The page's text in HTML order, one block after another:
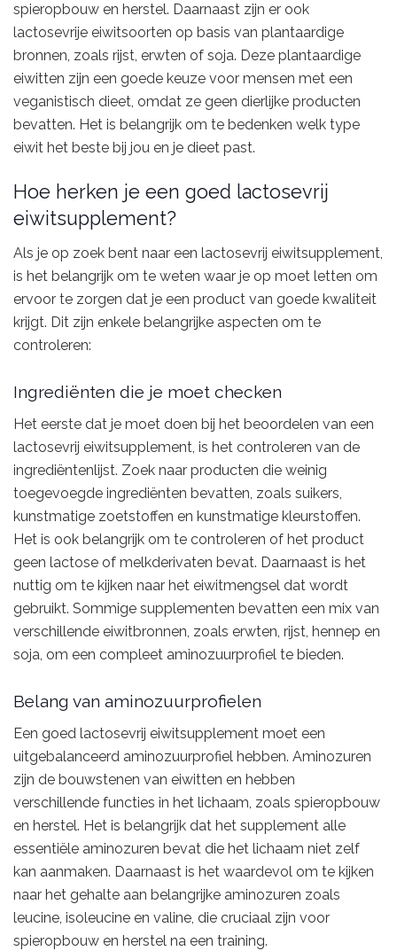
spieropbouw en herstel. Daarnaast zijn er ook
lactosevrije eiwitsoorten op basis van plantaardige
bronnen, zoals rijst, erwten of soja. Deze plantaardige
eiwitten zijn een goede keuze voor mensen met een
veganistisch dieet, omdat ze geen dierlijke producten
bevatten. Het is belangrijk om te bedenken welk type
eiwit het beste bij jou en je dieet past.
Hoe herken je een goed lactosevrij
eiwitsupplement?
Als je op zoek bent naar een lactosevrij eiwitsupplement,
is het belangrijk om te weten waar je op moet letten om
ervoor te zorgen dat je een product van goede kwaliteit
krijgt. Dit zijn enkele belangrijke aspecten om te
controleren:
Ingrediënten die je moet checken
Het eerste dat je moet doen bij het beoordelen van een
lactosevrij eiwitsupplement, is het controleren van de
ingrediëntenlijst. Zoek naar producten die weinig
toegevoegde ingrediënten bevatten, zoals suikers,
kunstmatige zoetstoffen en kunstmatige kleurstoffen.
Het is ook belangrijk om te controleren of het product
geen lactose of melkderivaten bevat. Daarnaast is het
nuttig om te kijken naar het eiwitmengsel dat wordt
gebruikt. Sommige supplementen bevatten een mix van
verschillende eiwitbronnen, zoals erwten, rijst, hennep en
soja, om een compleet aminozuurprofiel te bieden.
Belang van aminozuurprofielen
Een goed lactosevrij eiwitsupplement moet een
uitgebalanceerd aminozuurprofiel hebben. Aminozuren
zijn de bouwstenen van eiwitten en hebben
verschillende functies in het lichaam, zoals spieropbouw
en herstel. Het is belangrijk dat het supplement alle
essentiële aminozuren bevat die het lichaam niet zelf
kan aanmaken. Daarnaast is het waardevol om te kijken
naar het gehalte aan belangrijke aminozuren zoals
leucine, isoleucine en valine, die cruciaal zijn voor
spieropbouw en herstel na een training.